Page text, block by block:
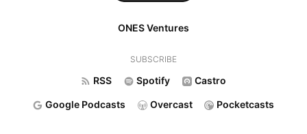
ONES Ventures
SUBSCRIBE
RSS Spotify Castro
Google Podcasts Overcast Pocketcasts